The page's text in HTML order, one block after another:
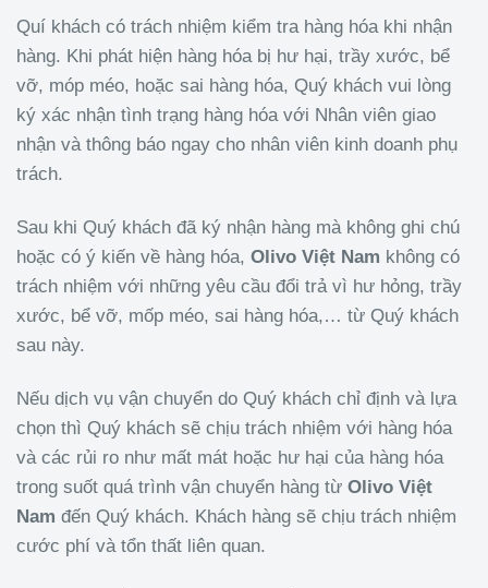
Quí khách có trách nhiệm kiểm tra hàng hóa khi nhận
hàng. Khi phát hiện hàng hóa bị hư hại, trầy xước, bể
vỡ, móp méo, hoặc sai hàng hóa, Quý khách vui lòng
ký xác nhận tình trạng hàng hóa với Nhân viên giao
nhận và thông báo ngay cho nhân viên kinh doanh phụ
trách.
Sau khi Quý khách đã ký nhận hàng mà không ghi chú
hoặc có ý kiến về hàng hóa, Olivo Việt Nam không có
trách nhiệm với những yêu cầu đổi trả vì hư hỏng, trầy
xước, bể vỡ, mốp méo, sai hàng hóa,… từ Quý khách
sau này.
Nếu dịch vụ vận chuyển do Quý khách chỉ định và lựa
chọn thì Quý khách sẽ chịu trách nhiệm với hàng hóa
và các rủi ro như mất mát hoặc hư hại của hàng hóa
trong suốt quá trình vận chuyển hàng từ Olivo Việt
Nam đến Quý khách. Khách hàng sẽ chịu trách nhiệm
cước phí và tổn thất liên quan.